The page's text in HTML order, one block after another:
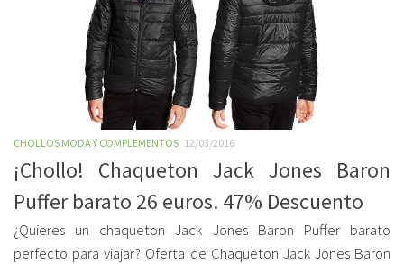
CHOLLOS MODA Y COMPLEMENTOS 12/03/2016
¡Chollo! Chaqueton Jack Jones Baron
Puffer barato 26 euros. 47% Descuento
¿Quieres un chaqueton Jack Jones Baron Puffer barato
perfecto para viajar? Oferta de Chaqueton Jack Jones Baron